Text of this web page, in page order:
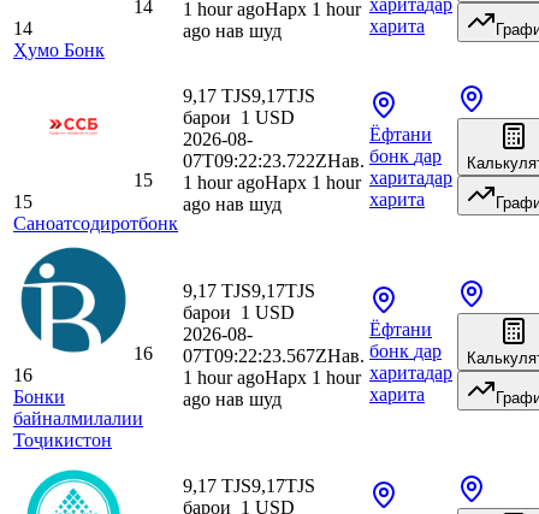
14
14
Ҳумо Бонк
1 hour agoНарх 1 hour
ago нав шуд
харита
15
15
Саноатсодиротбонк
9,17 TJS9,17TJS
барои 1 USD
2026-08-
07T09:22:23.722ZНав.
1 hour agoНарх 1 hour
ago нав шуд
Ёфтани
бонк дар
харитадар
харита
16
16
Бонки
байналмилалии
Тоҷикистон
9,17 TJS9,17TJS
барои 1 USD
2026-08-
07T09:22:23.567ZНав.
1 hour agoНарх 1 hour
ago нав шуд
Ёфтани
бонк дар
харитадар
харита
9,17 TJS9,17TJS
барои 1 USD